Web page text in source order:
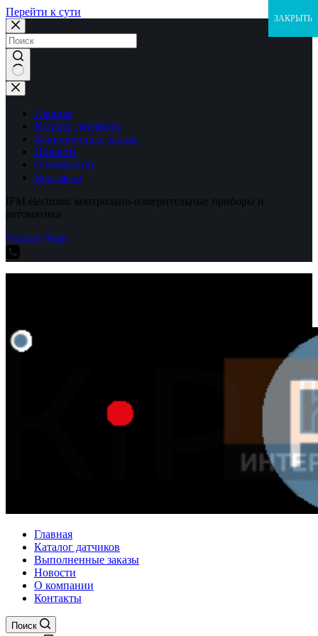
Перейти к сути
Ничего
не
найденоГлавная
Каталог датчиков
Выполненные заказы
Новости
О компании
Контакты
IFM electronic контрольно-измерительные приборы и
автоматика
Explore Shop
Главная
Каталог датчиков
Выполненные заказы
Новости
О компании
Контакты
Поиск
ЗАКРЫТЬ